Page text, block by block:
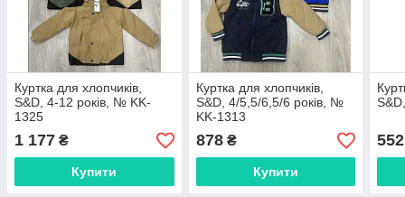
Куртка для хлопчиків,
S&D, 4-12 років, № KK-
1325
1 177 ₴
Купити
Куртка для хлопчиків,
S&D, 4/5,5/6,5/6 років, №
KK-1313
878₴
Купити
552